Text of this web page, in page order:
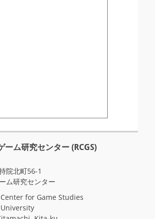
ーム研究センター (RCGS)
院北町56-1
ム研究センター
for Game Studies